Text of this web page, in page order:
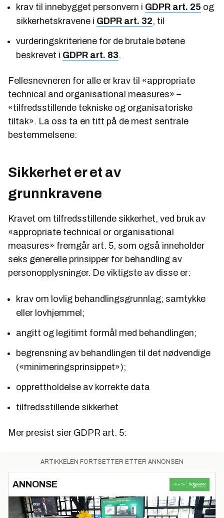
krav til innebygget personvern i GDPR art. 25 og
sikkerhetskravene i GDPR art. 32, til
vurderingskriteriene for de brutale bøtene
beskrevet i GDPR art. 83.
Fellesnevneren for alle er krav til «appropriate
technical and organisational measures» –
«tilfredsstillende tekniske og organisatoriske
tiltak». La oss ta en titt på de mest sentrale
bestemmelsene:
Sikkerhet er et av
grunnkravene
Kravet om tilfredsstillende sikkerhet, ved bruk av
«appropriate technical or organisational
measures» fremgår art. 5, som også inneholder
seks generelle prinsipper for behandling av
personopplysninger. De viktigste av disse er:
krav om lovlig behandlingsgrunnlag; samtykke
eller lovhjemmel;
angitt og legitimt formål med behandlingen;
begrensning av behandlingen til det nødvendige
(«minimeringsprinsippet»);
opprettholdelse av korrekte data
tilfredsstillende sikkerhet
Mer presist sier GDPR art. 5:
ARTIKKELEN FORTSETTER ETTER ANNONSEN
ANNONSE